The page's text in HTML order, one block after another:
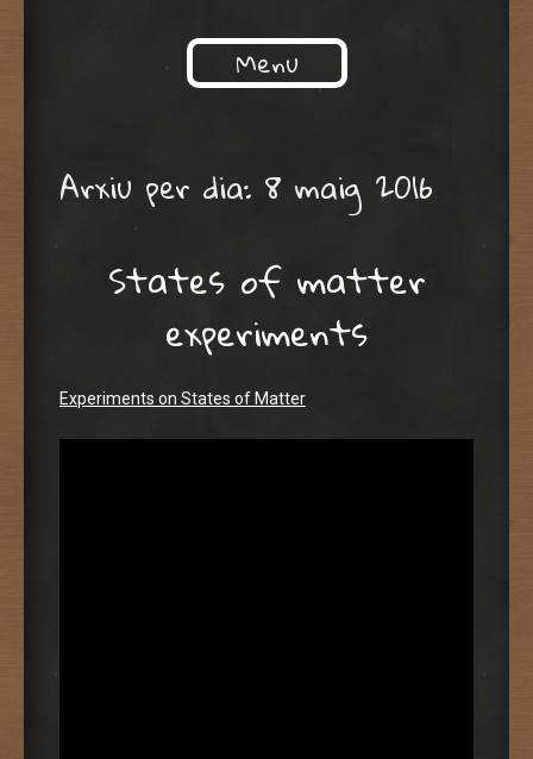
Menu
Arxiu per dia: 8 maig 2016
States of matter
experiments
Experiments on States of Matter